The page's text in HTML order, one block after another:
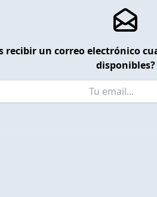
recibir un correo electrónico
disponibles?